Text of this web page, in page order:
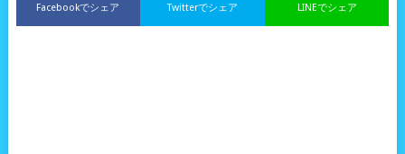
Facebookでシェア LINEでシェア
Twitterでシェア